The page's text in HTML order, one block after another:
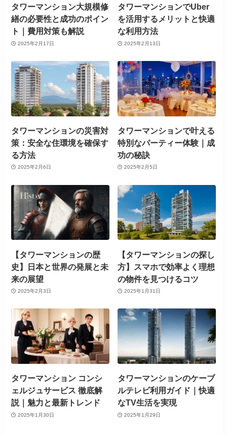
タワーマンション大規模修
繕の必要性と成功のポイン
ト｜費用対策も解説
2025年2月17日
タワーマンションでUber
を活用するメリットと快適
な利用方法
2025年2月13日
タワーマンションの災害対
策：安全な住環境を確保す
る方法
2025年2月6日
タワーマンションで叶える
特別なパーティー体験｜成
功の秘訣
2025年2月5日
【タワーマンションの歴
史】日本と世界の発展と未
来の展望
2025年2月3日
【タワーマンションの探し
方】スマホで効率よく理想
の物件を見つけるコツ
2025年1月31日
タワーマンション コンシ
ェルジュサービス 徹底解
説｜魅力と最新トレンド
2025年1月30日
タワーマンションのケーブ
ルテレビ利用ガイド｜快適
なTV生活を実現
2025年1月29日